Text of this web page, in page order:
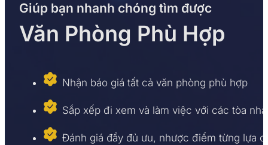
Giúp bạn nhanh chóng tìm được
Văn Phòng Phù Hợp
Nhận báo giá tất cả văn phòng phù hợp
Sắp xếp đi xem và làm việc với các tòa nhà
Đánh giá đầy đủ ưu, nhược điểm từng lựa